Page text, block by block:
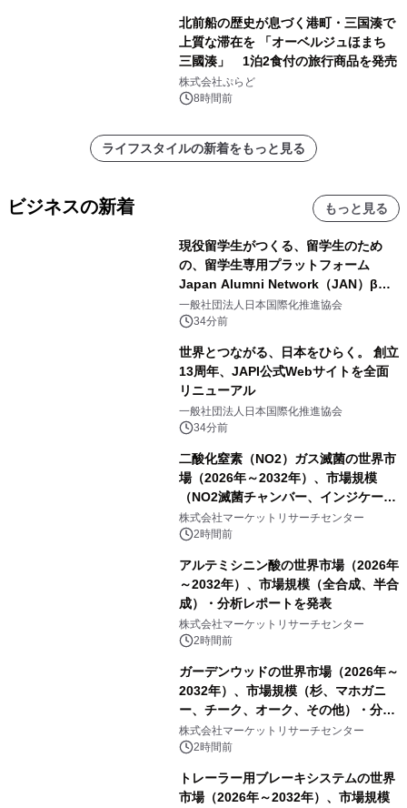
北前船の歴史が息づく港町・三国湊で
上質な滞在を 「オーベルジュほまち
三國湊」 1泊2食付の旅行商品を発売
株式会社ぷらど
8時間前
ライフスタイルの新着をもっと見る
ビジネスの新着 もっと見る
現役留学生がつくる、留学生のため
の、留学生専用プラットフォーム
Japan Alumni Network（JAN）β版
をリリース
一般社団法人日本国際化推進協会
34分前
世界とつながる、日本をひらく。 創立
13周年、JAPI公式Webサイトを全面
リニューアル
一般社団法人日本国際化推進協会
34分前
二酸化窒素（NO2）ガス滅菌の世界市
場（2026年～2032年）、市場規模
（NO2滅菌チャンバー、インジケータ
ーおよびモニタリングシステム、その
他）・分析レポートを発表
株式会社マーケットリサーチセンター
2時間前
アルテミシニン酸の世界市場（2026年
～2032年）、市場規模（全合成、半合
成）・分析レポートを発表
株式会社マーケットリサーチセンター
2時間前
ガーデンウッドの世界市場（2026年～
2032年）、市場規模（杉、マホガニ
ー、チーク、オーク、その他）・分析
レポートを発表
株式会社マーケットリサーチセンター
2時間前
トレーラー用ブレーキシステムの世界
市場（2026年～2032年）、市場規模